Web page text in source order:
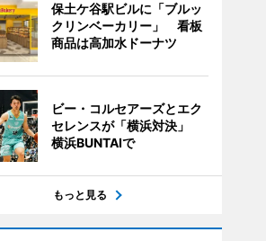
保土ケ谷駅ビルに「ブルッ
クリンベーカリー」 看板
商品は高加水ドーナツ
ビー・コルセアーズとエク
セレンスが「横浜対決」
横浜BUNTAIで
もっと見る